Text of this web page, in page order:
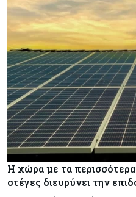
Η χώρα με τα
στέγες διευρύνει την